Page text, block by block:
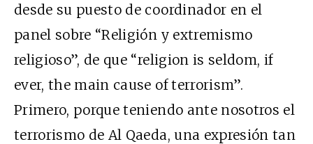
desde su puesto de coordinador en el
panel sobre “Religión y extremismo
religioso”, de que “religion is seldom, if
ever, the main cause of terrorism”.
Primero, porque teniendo ante nosotros el
terrorismo de Al Qaeda, una expresión tan